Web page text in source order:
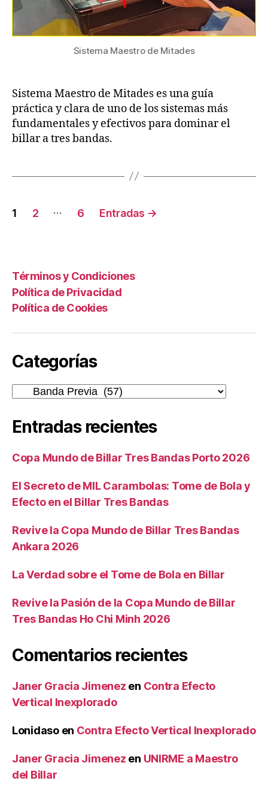
Bandas
Sistema Maestro de Mitades
Sistema Maestro de Mitades es una guía
práctica y clara de uno de los sistemas más
fundamentales y efectivos para dominar el
billar a tres bandas.
Paginación
1 2 … 6 Entradas →
Términos y Condiciones
Política de Privacidad
Política de Cookies
Categorías
Categorías
Entradas recientes
Copa Mundo de Billar Tres Bandas Porto 2026
El Secreto de MIL Carambolas: Tome de Bola y
Efecto en el Billar Tres Bandas
Revive la Copa Mundo de Billar Tres Bandas
Ankara 2026
La Verdad sobre el Tome de Bola en Billar
Revive la Pasión de la Copa Mundo de Billar
Tres Bandas Ho Chi Minh 2026
Comentarios recientes
Janer Gracia Jimenez en Contra Efecto
Vertical Inexplorado
Lonidasoen Contra Efecto Vertical Inexplorado
Janer Gracia Jimenez en UNIRME a Maestro
del Billar